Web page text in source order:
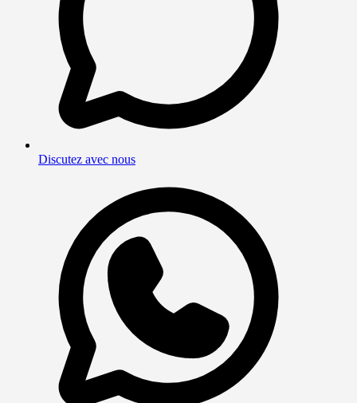
Discutez avec nous